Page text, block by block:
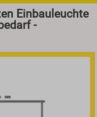
Einbauleuchte
-